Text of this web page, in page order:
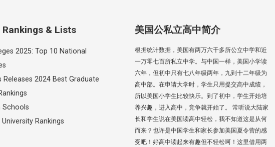
Rankings & Lists
2025: Top 10 National
Releases 2024 Best Graduate
Schools
Rankings
美国公私立高中简介
根据统计数据，美国有两万六千多所公立中学和近
一万零七百所私立中学。与中国一样，美国小学读
六年，但初中只有七八年级两年，九到十二年级为
高中部。在申请大学时，学生只用提交高中成绩，
所以美国小学生比较快乐。到了初中，学生开始培
养兴趣，进入高中，竞争就开始了。 常听说大陆家
长和学生说在美国读高中轻松，我不知道这是从何
而来？也许是中国学生和家长参加美国夏令营的感
受吧！好高中读起来有趣但不轻松呵！这里借用两